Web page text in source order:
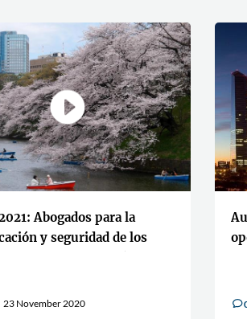
Abogados para la
y seguridad de los
23 November 2020 v